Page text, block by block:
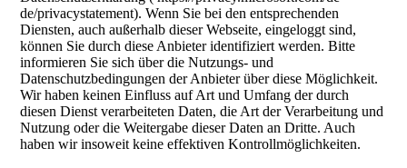
de/privacystatement). Wenn Sie bei den entsprechenden
Diensten, auch außerhalb dieser Webseite, eingeloggt sind,
können Sie durch diese Anbieter identifiziert werden. Bitte
informieren Sie sich über die Nutzungs- und
Datenschutzbedingungen der Anbieter über diese Möglichkeit.
Wir haben keinen Einfluss auf Art und Umfang der durch
diesen Dienst verarbeiteten Daten, die Art der Verarbeitung und
Nutzung oder die Weitergabe dieser Daten an Dritte. Auch
haben wir insoweit keine effektiven Kontrollmöglichkeiten.